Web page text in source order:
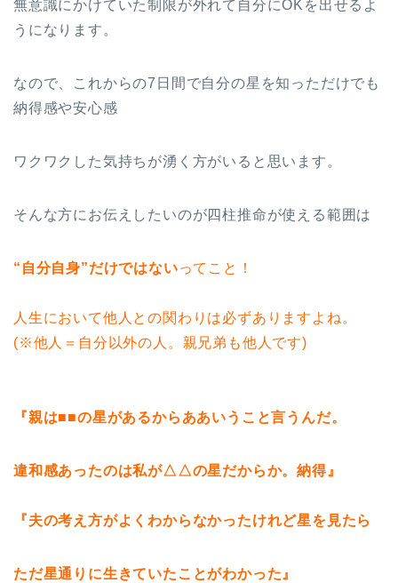
無意識にかけていた制限が外れて自分にOKを出せるよ
うになります。
なので、これからの7日間で自分の星を知っただけでも
納得感や安心感
ワクワクした気持ちが湧く方がいると思います。
そんな方にお伝えしたいのが四柱推命が使える範囲は
“自分自身”だけではないってこと！
人生において他人との関わりは必ずありますよね。
(※他人＝自分以外の人。親兄弟も他人です)
『親は■■の星があるからああいうこと言うんだ。
違和感あったのは私が△△の星だからか。納得』
『夫の考え方がよくわからなかったけれど星を見たら
ただ星通りに生きていたことがわかった』